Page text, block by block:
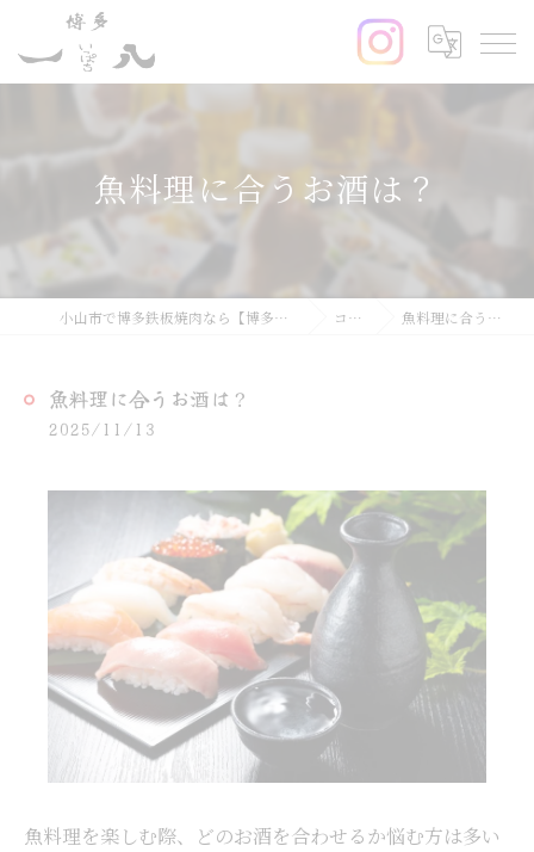
魚料理に合うお酒は？
小山市で博多鉄板焼肉なら【博多鉄板焼肉一八】 コラム 魚料理に合うお酒は？
魚料理に合うお酒は？
2025/11/13
魚料理を楽しむ際、どのお酒を合わせるか悩む方は多い